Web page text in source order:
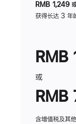
RMB 1,249
获得长达 3 年
RMB
或
RMB
含增值税及其